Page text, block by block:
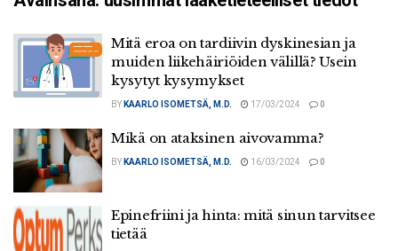
Mitä eroa on tardiivin dyskinesian ja
muiden liikehäiriöiden välillä? Usein
kysytyt kysymykset
BY KAARLO ISOMETSÄ, M.D. 17/03/2024 0
Mikä on ataksinen aivovamma?
BY KAARLO ISOMETSÄ, M.D. 16/03/2024 0
Epinefriini ja hinta: mitä sinun tarvitsee
tietää